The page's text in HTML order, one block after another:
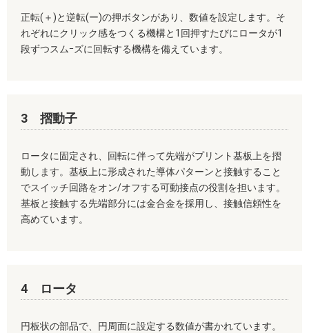
正転(＋)と逆転(ー)の押ボタンがあり、数値を設定します。そ
れぞれにクリック感をつくる機構と1回押すたびにロータが1
段ずつスムｰズに回転する機構を備えています。
3 摺動子
ロータに固定され、回転に伴って先端がプリント基板上を摺
動します。基板上に形成された導体パターンと接触すること
でスイッチ回路をオン/オフする可動接点の役割を担います。
基板と接触する先端部分には金合金を採用し、接触信頼性を
高めています。
4 ロータ
円板状の部品で、円周面に設定する数値が書かれています。